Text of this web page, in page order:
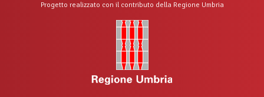
Progetto realizzato con il contributo della Regione Umbria